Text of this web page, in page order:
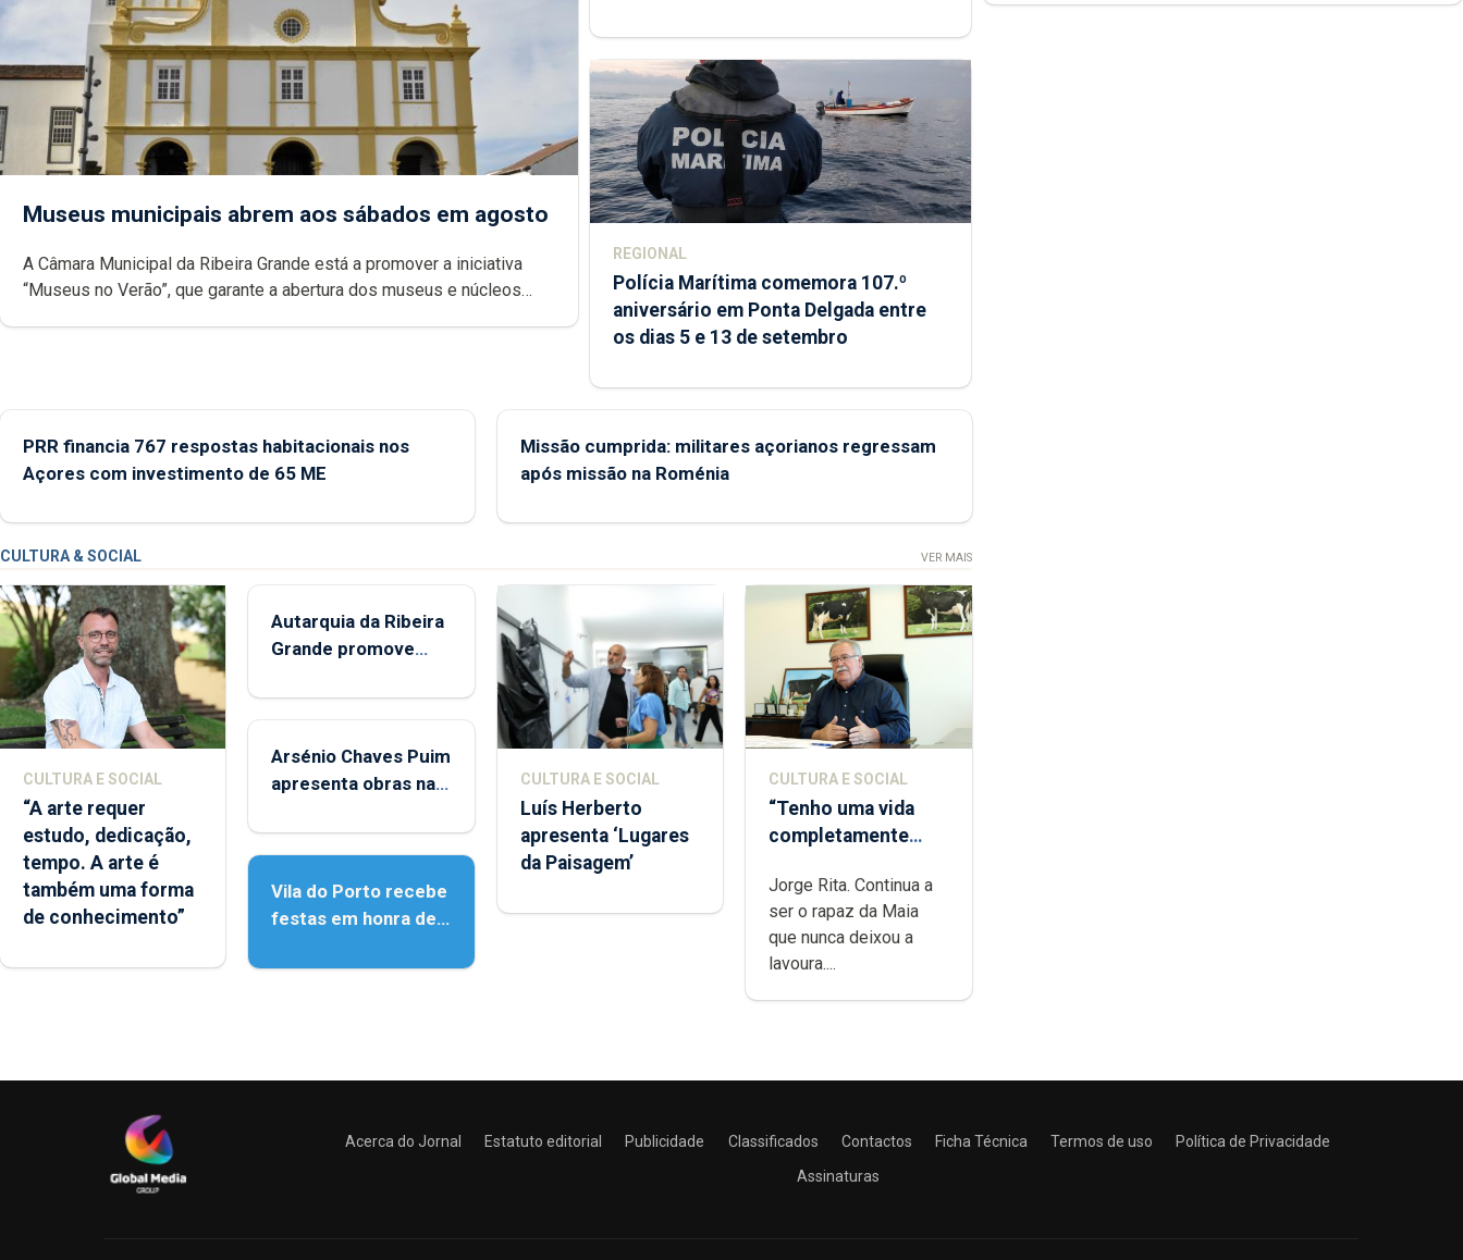
Museus municipais abrem aos sábados em agosto
A Câmara Municipal da Ribeira Grande está a promover a iniciativa
“Museus no Verão”, que garante a abertura dos museus e núcleos
REGIONAL
Polícia Marítima comemora 107.º
aniversário em Ponta Delgada entre
os dias 5 e 13 de setembro
PRR financia 767 respostas habitacionais nos
Açores com investimento de 65 ME
Missão cumprida: militares açorianos regressam
após missão na Roménia
CULTURA & SOCIAL VER MAIS
CULTURA E SOCIAL
“A arte requer
estudo, dedicação,
tempo. A arte é
também uma forma
de conhecimento”
Autarquia da Ribeira
Grande promove
Verão"
Arsénio Chaves Puim
apresenta obras na
Porto
Vila do Porto recebe
festas em honra de
Assunção
CULTURA E SOCIAL
Luís Herberto
apresenta ‘Lugares
da Paisagem’
CULTURA E SOCIAL
“Tenho uma vida
completamente
dedicação, gosto e
muita paixão”
Jorge Rita. Continua a
ser o rapaz da Maia
que nunca deixou a
lavoura....
Acerca do Jornal Estatuto editorial Publicidade Classificados Contactos Ficha Técnica Termos de uso
Política de Privacidade
Assinaturas